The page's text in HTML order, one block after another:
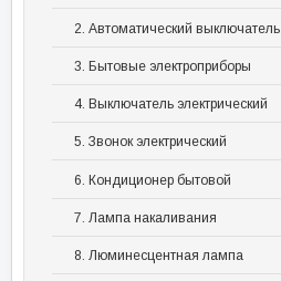
2. Автоматический выключатель
3. Бытовые электроприборы
4. Выключатель электрический
5. Звонок электрический
6. Кондиционер бытовой
7. Лампа накаливания
8. Люминесцентная лампа